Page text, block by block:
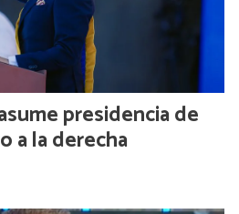
presidencia de
a la derecha